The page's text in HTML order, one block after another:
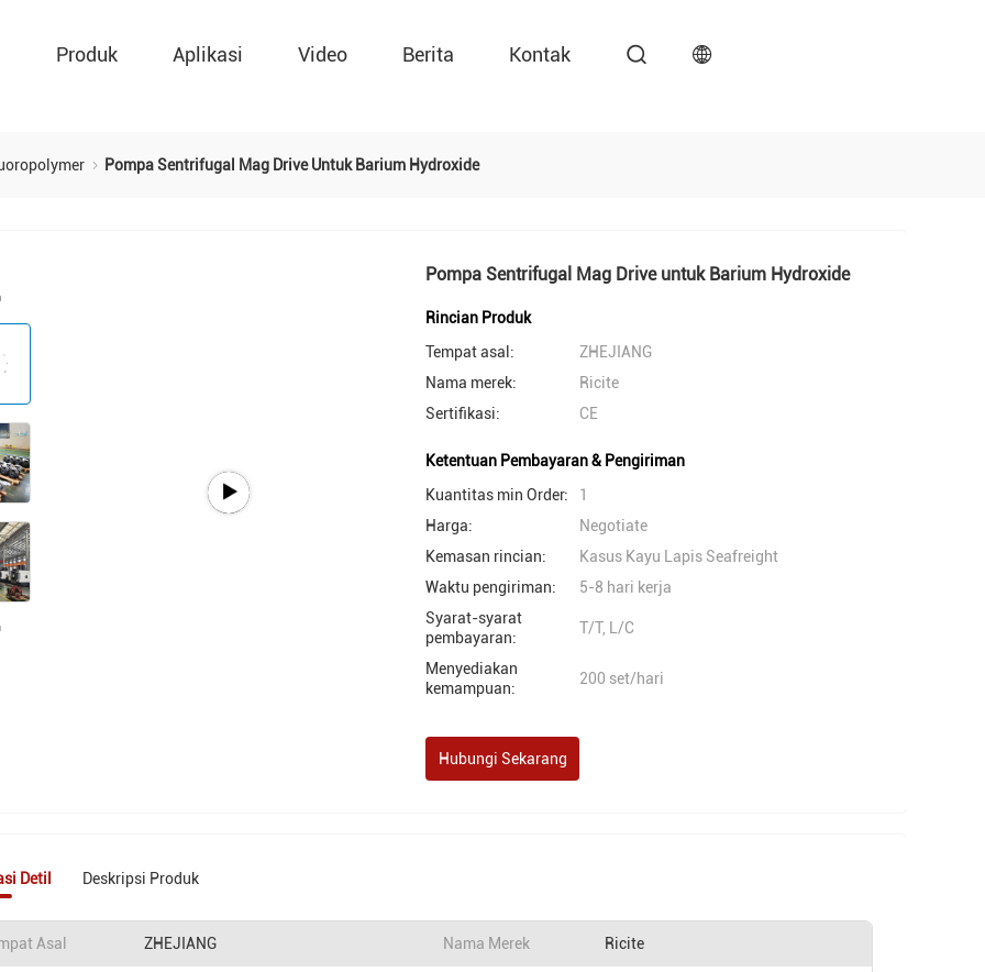
Produk Aplikasi Video Berita Kontak
Pompa Sentrifugal Mag Drive Untuk Barium Hydroxide
Pompa Sentrifugal Mag Drive untuk Barium Hydroxide
Rincian Produk
Tempat asal:
ZHEJIANG
Nama merek:
Ricite
Sertifikasi:
CE
Ketentuan Pembayaran & Pengiriman
Kuantitas min Order:
1
Harga:
Negotiate
Kemasan rincian:
Kasus Kayu Lapis Seafreight
Waktu pengiriman:
5-8 hari kerja
Syarat-syarat
pembayaran:
T/T, L/C
Menyediakan
kemampuan:
200 set/hari
Hubungi Sekarang
Detil Deskripsi Produk
Asal ZHEJIANG Nama Merek Ricite